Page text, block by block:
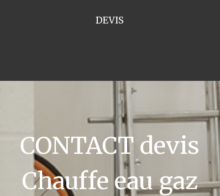
DEVIS
CONTACT devis
Chauffe eau gaz